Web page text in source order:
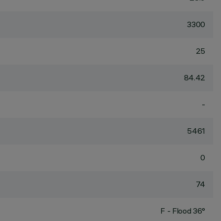
3300
25
84.42
-
5461
0
74
F - Flood 36°